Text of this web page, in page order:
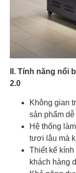
II. Tính năng nổi
2.0
Không gian
sản phẩm
Hệ thống
tươi lâu mà
Thiết kế kính
khách hàng